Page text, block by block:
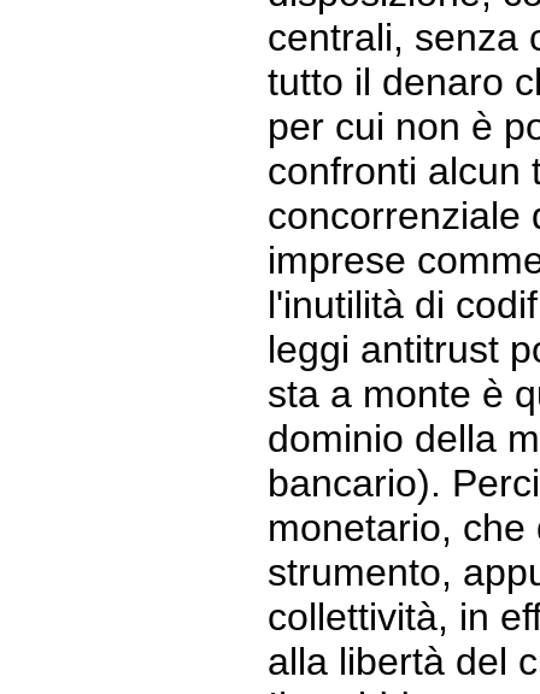
centrali, senza
tutto il denaro
per cui non è
confronti alcun
concorrenziale
imprese
l'inutilità di
leggi antitrust
sta a monte è
dominio della
bancario).
monetario,
strumento,
collettività, in
alla libertà del